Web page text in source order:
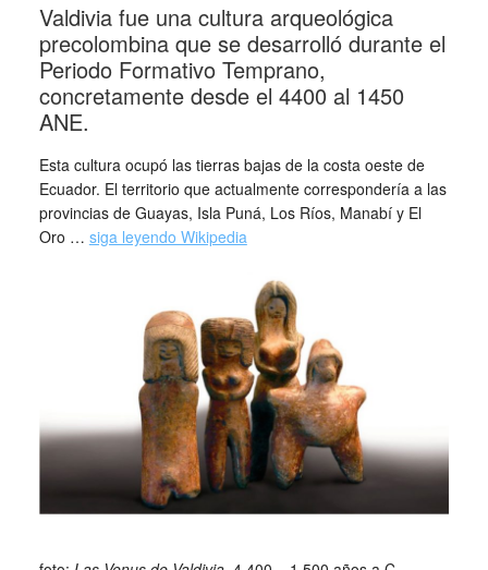
Valdivia fue una cultura arqueológica
precolombina que se desarrolló durante el
Periodo Formativo Temprano,
concretamente desde el 4400 al 1450
ANE.
Esta cultura ocupó las tierras bajas de la costa oeste de
Ecuador. El territorio que actualmente correspondería a las
provincias de Guayas, Isla Puná, Los Ríos, Manabí y El
Oro … siga leyendo Wikipedia